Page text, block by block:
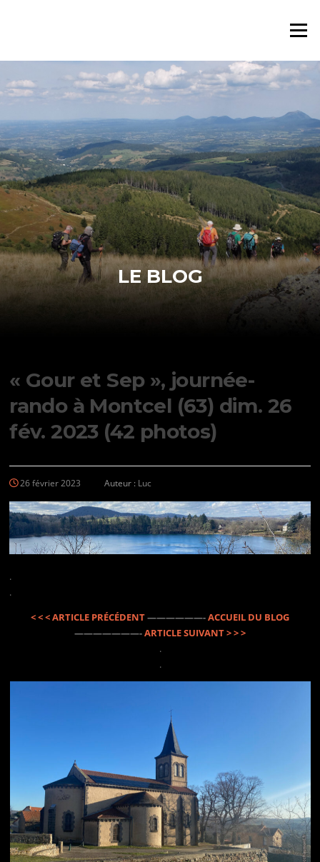
Menu
LE BLOG
« Gour et Sep », journée-
rando à Montcel (63) dim. 26
fév. 2023 (42 photos)
26 février 2023 Auteur : Luc
.
.
< < < ARTICLE PRÉCÉDENT——————-ACCUEIL DU BLOG
———————-ARTICLE SUIVANT > > >
.
.